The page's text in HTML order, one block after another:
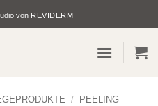
von REVIDERM
/ PEELING